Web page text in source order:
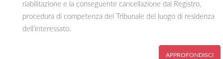
riabilitazione e la conseguente cancellazione dal Registro,
procedura di competenza del Tribunale del luogo di residenza
dell’interessato.
APPROFONDISCI